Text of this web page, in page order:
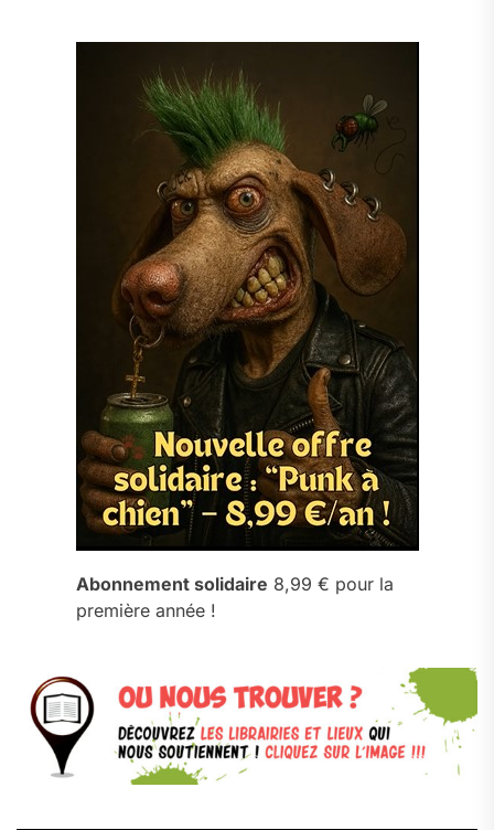
Abonnement solidaire 8,99 € pour la
première année !